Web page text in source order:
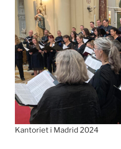
Kantoriet i Madrid 2024